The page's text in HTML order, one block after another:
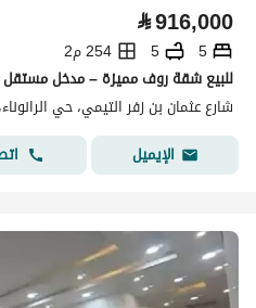
⃁916,000
5
5
254 م2
للبيع شقة روف مميزة – مدخل مستقل
شارع عثمان بن زفر التيمي، حي
الإيميل